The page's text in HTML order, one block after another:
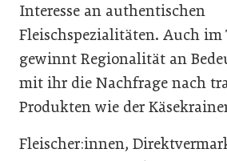
Interesse an authentischen
Fleischspezialitäten. Auch im
gewinnt Regionalität an
mit ihr die Nachfrage nach
Produkten wie der
Fleischer:innen,